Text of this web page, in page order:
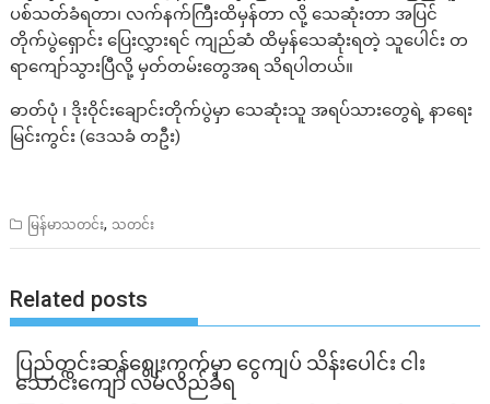
ပစ်သတ်ခံရတာ၊ လက်နက်ကြီးထိမှန်တာ လို့ သေဆုံးတာ အပြင်
တိုက်ပွဲရှောင်း ပြေးလွှားရင် ကျည်ဆံ ထိမှန်သေဆုံးရတဲ့ သူပေါင်း တ
ရာကျော်သွားပြီလို့ မှတ်တမ်းတွေအရ သိရပါတယ်။
ဓာတ်ပုံ ၊ ဒိုးဝိုင်းချောင်းတိုက်ပွဲမှာ သေဆုံးသူ အရပ်သားတွေရဲ့ နာရေး
မြင်းကွင်း (ဒေသခံ တဦး)
မြန်မာသတင်း, သတင်း
Related posts
ပြည်တွင်းဆန်စျေးကွက်မှာ ငွေကျပ် သိန်းပေါင်း ငါး​
သောင်းကျော် လိမ်လည်ခံရ